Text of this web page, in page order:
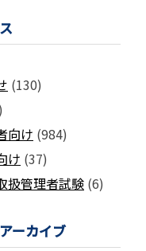
会長所感
告
局
局
連ガイドラ
方改革
検索サイト
付について
版
版
版
版
ファイル版
バウンドデ
(130)
向け (984)
け (37)
扱管理者試験 (6)
ーカイブ